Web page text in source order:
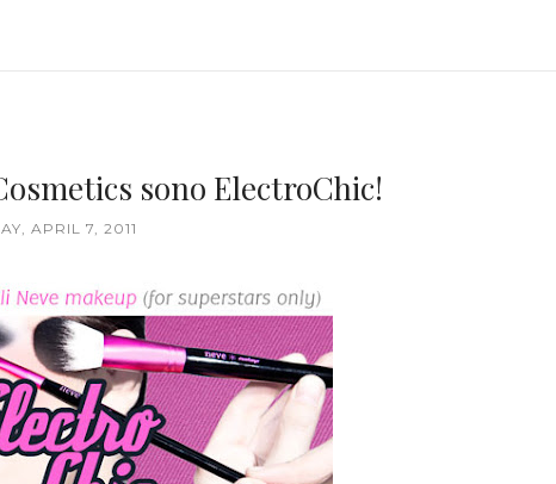
sono ElectroChic!
APRIL 7, 2011